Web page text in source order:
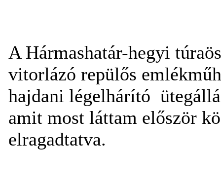
A Hármashatár-hegyi
vitorlázó repülős
hajdani légelhárító
amit most láttam először
elragadtatva.